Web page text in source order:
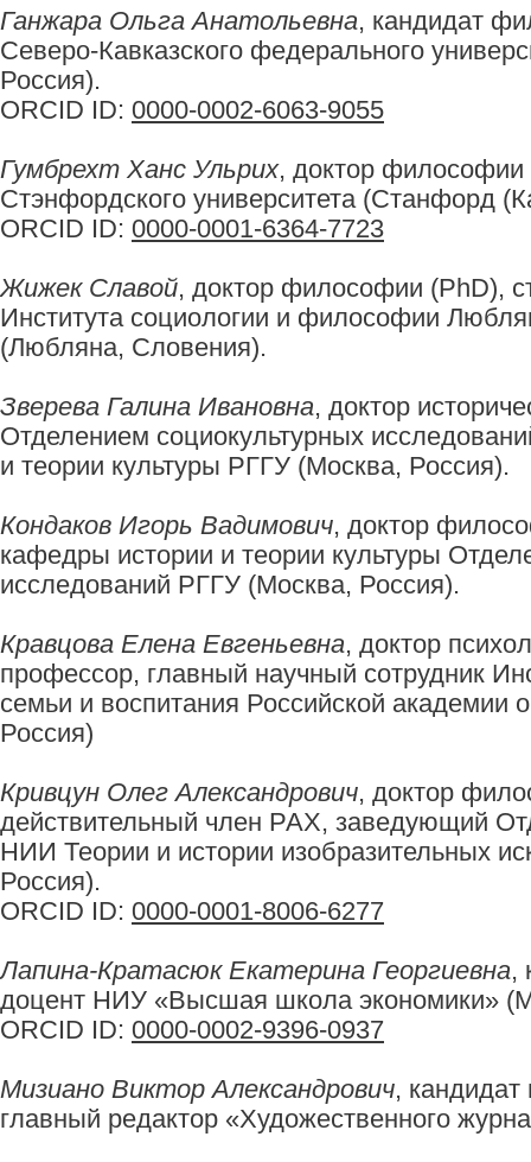
Ганжара Ольга Анатольевна, кандидат
Северо-Кавказского федерального
Россия).
ORCID ID: 0000-0002-6063-9055
Гумбрехт Ханс Ульрих, доктор
Стэнфордского университета (Станфорд
ORCID ID: 0000-0001-6364-7723
Жижек Славой, доктор философии (PhD),
Института социологии и философии
(Любляна, Словения).
Зверева Галина Ивановна, доктор
Отделением социокультурных
и теории культуры РГГУ (Москва, Россия).
Кондаков Игорь Вадимович, доктор
кафедры истории и теории культуры
исследований РГГУ (Москва, Россия).
Кравцова Елена Евгеньевна, доктор
профессор, главный научный сотрудник
семьи и воспитания Российской академии
Россия)
Кривцун Олег Александрович, доктор
действительный член РАХ, заведующий
НИИ Теории и истории изобразительных
Россия).
ORCID ID: 0000-0001-8006-6277
Лапина-Кратасюк Екатерина Георгиевна,
доцент НИУ «Высшая школа экономики»
ORCID ID: 0000-0002-9396-0937
Мизиано Виктор Александрович, кандидат
главный редактор «Художественного